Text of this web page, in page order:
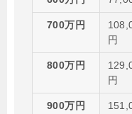
700万円
円
800万円
円
900万円